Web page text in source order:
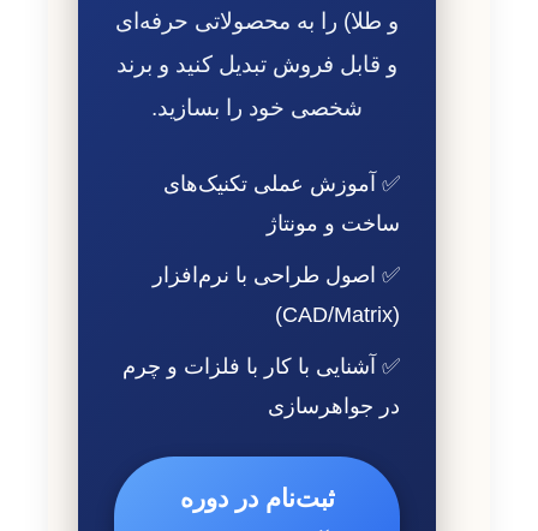
و طلا) را به محصولاتی حرفه‌ای
و قابل فروش تبدیل کنید و برند
شخصی خود را بسازید.
✅ آموزش عملی تکنیک‌های
ساخت و مونتاژ
✅ اصول طراحی با نرم‌افزار
(CAD/Matrix)
✅ آشنایی با کار با فلزات و چرم
در جواهرسازی
ثبت‌نام در دوره